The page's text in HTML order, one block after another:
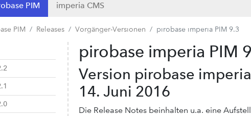
PIM imperia CMS
PIM Releases Vorgänger-Versionen pirobase imperia PIM 9.3
pirobase imperia PIM
​Version pirobase
14. Juni 2016
Die Release Notes beinhalten u.a. eine